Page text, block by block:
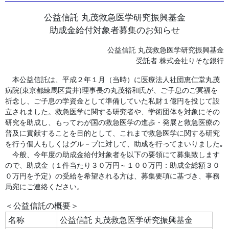
公益信託 丸茂救急医学研究振興基金
助成金給付対象者募集のお知らせ
公益信託 丸茂救急医学研究振興基金
受託者 株式会社りそな銀行
本公益信託は、平成２年１月（当時）に医療法人社団恵仁堂丸茂
病院(東京都練馬区貫井)理事長の丸茂裕和氏が、ご子息のご冥福を
祈念し、ご子息の学資金として準備していた私財１億円を投じて設
立されました。救急医学に関する研究者や、学術団体を対象にその
研究を助成し、もってわが国の救急医学の進歩・発展と救急医療の
普及に貢献することを目的として、これまで救急医学に関する研究
を行う個人もしくはグル－プに対して、助成を行ってまいりました｡
今般、今年度の助成金給付対象者を以下の要領にて募集致します
ので、助成金（１件当たり３０万円～１００万円：助成金総額３０
０万円を予定）の受給を希望される方は、募集要項に基づき、事務
局宛にご連絡ください。
＜公益信託の概要＞
名称
公益信託 丸茂救急医学研究振興基金